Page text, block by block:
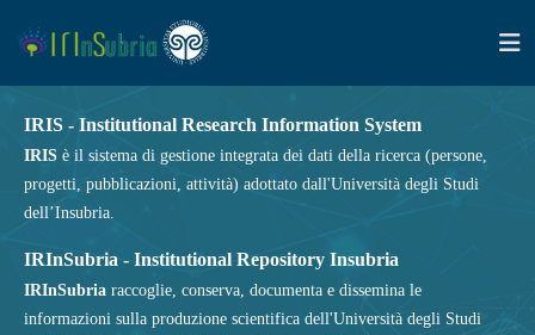
IRIS - Institutional Research Information System
IRIS è il sistema di gestione integrata dei dati della ricerca (persone,
progetti, pubblicazioni, attività) adottato dall'Università degli Studi
dell’Insubria.
IRInSubria - Institutional Repository Insubria
IRInSubria raccoglie, conserva, documenta e dissemina le
informazioni sulla produzione scientifica dell'Università degli Studi